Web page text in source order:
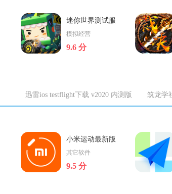
的影子，当然不能和cf相提并
论，毕竟手机和电脑硬件就
不一样总的还是不错的游
戏。可以试试。
集，一
和平精英云游戏绿色版下
载
和平精英云游戏手游版是一
款由腾讯和平精英推出的游
戏客户端，该版本对用户的
不会让手机发烫哦，直接qq
或者微信帐号登陆就可以，
立即下载
永恒国
永恒国度
奇幻动作
较丰富的
迷你世界测试服
正式版下载
模拟经营
9.6 分
载
迷你世界测试服官方版是一
款体验感非常不错的迷你世
验游戏感受和最新玩法，登
录就能获取大量迷你币，游
戏玩法非常的多，可给用户
带来更好的体验，感兴趣就
裁决之
奇的手
游戏里
见到热
伙
迅雷ios testflight下载 v2020 内测版 筑龙学
粉笔法考app百度云
小米运动最新版
其它软件
9.5 分